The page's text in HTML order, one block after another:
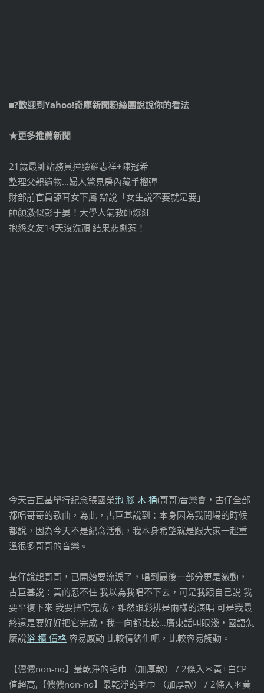
■?歡迎到Yahoo!奇摩新聞粉絲團說說你的看法
★更多推薦新聞
21歲最帥站務員撞臉羅志祥+陳冠希
整理父親遺物…婦人驚見房內藏手榴彈
財部前官員舔耳女下屬 辯說「女生說不要就是要」
帥顏激似彭于晏！大學人氣教師爆紅
抱怨女友14天沒洗頭 結果悲劇惹！
今天古巨基舉行紀念張國榮泡 腳 木 桶(哥哥)音樂會，古仔全部
都唱哥哥的歌曲，為此，古巨基說到：本身因為我開場的時候
都說，因為今天不是紀念活動，我本身希望就是跟大家一起重
溫很多哥哥的音樂。
基仔說起哥哥，已開始要流淚了，唱到最後一部分更是激動，
古巨基說：真的忍不住 我以為我唱不下去，可是我跟自己說 我
要平復下來 我要把它完成，雖然跟彩排是兩樣的演唱 可是我最
終還是要好好把它完成，我一向都比較…廣東話叫眼淺，國語怎
麼說浴 櫃 價格容易感動 比較情緒化吧，比較容易觸動。
【儂儂non-no】最乾淨的毛巾 （加厚款） / 2條入＊黃+白CP
值超高,【儂儂non-no】最乾淨的毛巾 （加厚款） / 2條入＊黃